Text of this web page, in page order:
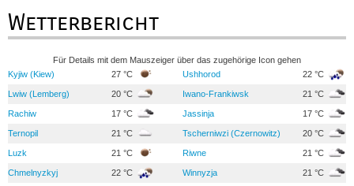
Wetterbericht
Für Details mit dem Mauszeiger über das zugehörige Icon gehen
Kyjiw (Kiew)
27 °C Ushhorod 22 °C
Lwiw (Lemberg) 20 °C Iwano-Frankiwsk 21 °C
Rachiw 17 °C Jassinja 17 °C
Ternopil 21 °C Tscherniwzi (Czernowitz) 20 °C
Luzk 21 °C Riwne 21 °C
Chmelnyzkyj 22 °C Winnyzja 21 °C